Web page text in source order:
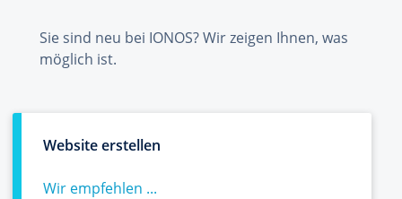
Sie sind neu bei IONOS? Wir zeigen Ihnen, was
möglich ist.
Website erstellen
Wir empfehlen ...